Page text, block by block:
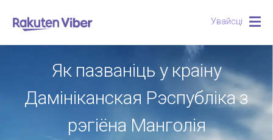
Увайсці
Як пазваніць у краіну
Дамініканская Рэспубліка з
рэгіёна Манголія